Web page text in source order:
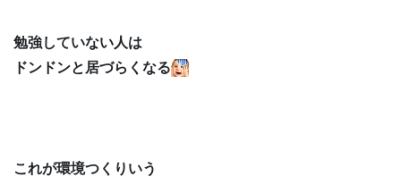
勉強していない人は
ドンドンと居づらくなる
これが環境つくりいう